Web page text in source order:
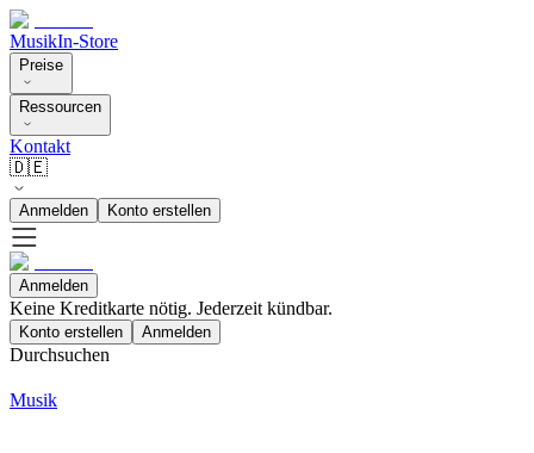
MusikIn-Store
Preise
Ressourcen
Kontakt
🇩🇪
Anmelden Konto erstellen
Anmelden
Keine Kreditkarte nötig. Jederzeit kündbar.
Konto erstellen Anmelden
Durchsuchen
Musik